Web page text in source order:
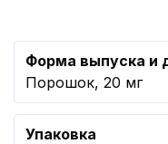
Форма выпуска и
Порошок, 20 мг
Упаковка